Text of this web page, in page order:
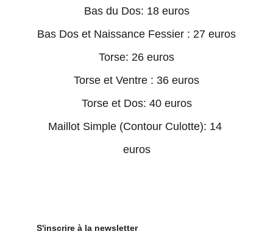
Bas du Dos: 18 euros
Bas Dos et Naissance Fessier : 27 euros
Torse: 26 euros
Torse et Ventre : 36 euros
Torse et Dos: 40 euros
Maillot Simple (Contour Culotte): 14
euros
S'inscrire à la newsletter